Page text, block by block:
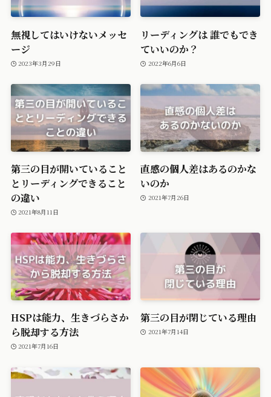
無視してはいけないメッセ
ージ
2023年3月29日
リーディングは 誰でもでき
ていいのか？
2022年6月6日
第三の目が開いていること
とリーディングできること
の違い
2021年8月11日
直感の個人差はあるのかな
いのか
2021年7月26日
HSPは能力、生きづらさか
ら脱却する方法
2021年7月16日
第三の目が閉じている理由
2021年7月14日